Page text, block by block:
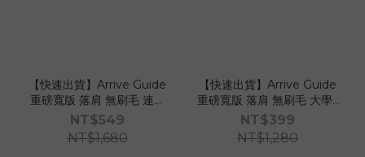
【快速出貨】Arrive Guide
重磅寬版 落肩 無刷毛 連帽
外套 [AG3000]
NT$549
NT$1,680
【快速出貨】Arrive Guide
重磅寬版 落肩 無刷毛 大學T
[AG1000]
NT$399
NT$1,280